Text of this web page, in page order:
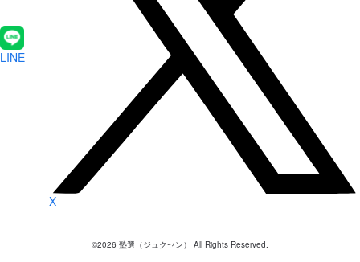
LINE
X
©2026 塾選（ジュクセン） All Rights Reserved.